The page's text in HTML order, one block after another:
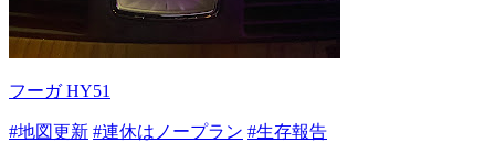
フーガ HY51
#地図更新 #連休はノープラン #生存報告